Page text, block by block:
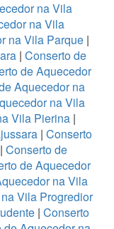
na Vila
na Vila
na Vila Parque |
| Conserto de
de Aquecedor
Aquecedor na
na Vila
Vila Pierina |
| Conserto
| Conserto de
de Aquecedor
na Vila
Vila Progredior
| Conserto